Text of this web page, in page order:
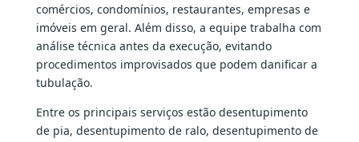
comércios, condomínios, restaurantes, empresas e
imóveis em geral. Além disso, a equipe trabalha com
análise técnica antes da execução, evitando
procedimentos improvisados que podem danificar a
tubulação.
Entre os principais serviços estão desentupimento
de pia, desentupimento de ralo, desentupimento de